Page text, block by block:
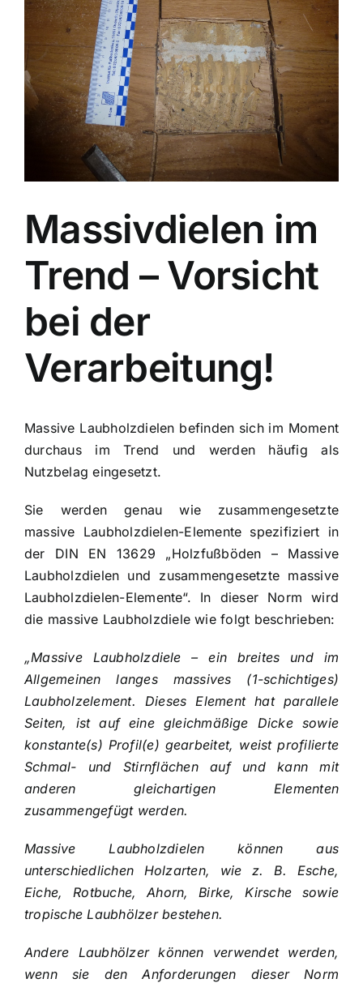
Massivdielen im
Trend – Vorsicht
bei der
Verarbeitung!
Massive Laubholzdielen befinden sich im Moment
durchaus im Trend und werden häufig als
Nutzbelag eingesetzt.
Sie werden genau wie zusammengesetzte
massive Laubholzdielen-Elemente spezifiziert in
der DIN EN 13629 „Holzfußböden – Massive
Laubholzdielen und zusammengesetzte massive
Laubholzdielen-Elemente“. In dieser Norm wird
die massive Laubholzdiele wie folgt beschrieben:
„Massive Laubholzdiele – ein breites und im
Allgemeinen langes massives (1-schichtiges)
Laubholzelement. Dieses Element hat parallele
Seiten, ist auf eine gleichmäßige Dicke sowie
konstante(s) Profil(e) gearbeitet, weist profilierte
Schmal- und Stirnflächen auf und kann mit
anderen gleichartigen Elementen
zusammengefügt werden.
Massive Laubholzdielen können aus
unterschiedlichen Holzarten, wie z. B. Esche,
Eiche, Rotbuche, Ahorn, Birke, Kirsche sowie
tropische Laubhölzer bestehen.
Andere Laubhölzer können verwendet werden,
wenn sie den Anforderungen dieser Norm